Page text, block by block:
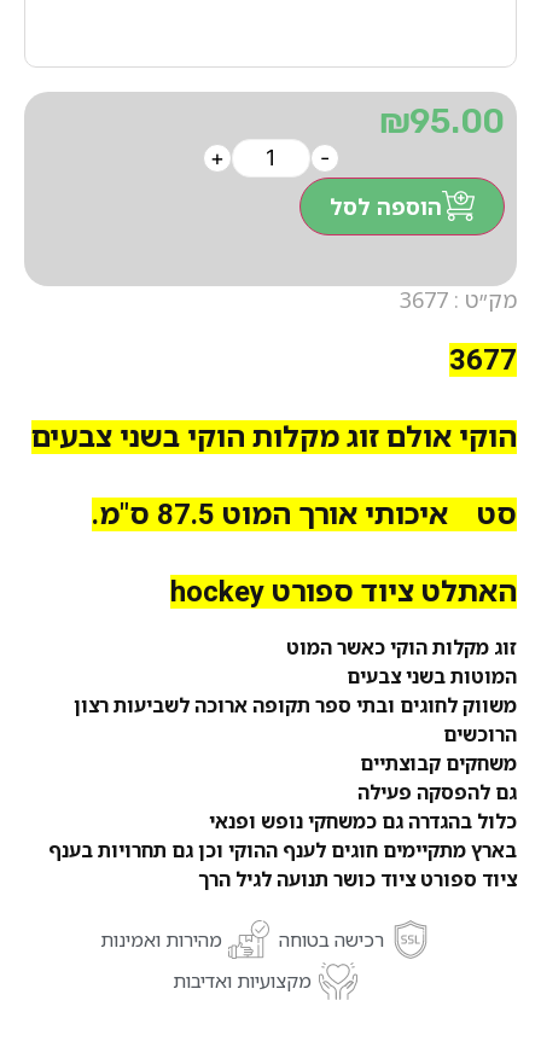
מק״ט : 3677
3677
הוקי אולם זוג מקלות הוקי בשני צבעים
סט איכותי אורך המוט 87.5 ס"מ.
האתלט ציוד ספורט hockey
זוג מקלות הוקי כאשר המוט
המוטות בשני צבעים
משווק לחוגים ובתי ספר תקופה ארוכה לשביעות רצון
הרוכשים
משחקים קבוצתיים
גם להפסקה פעילה
כלול בהגדרה גם כמשחקי נופש ופנאי
בארץ מתקיימים חוגים לענף ההוקי וכן גם תחרויות בענף
ציוד ספורט ציוד כושר תנועה לגיל הרך
₪95.00
-
+
הוספה לסל
רכישה בטוחה
מהירות ואמינות
מקצועיות ואדיבות